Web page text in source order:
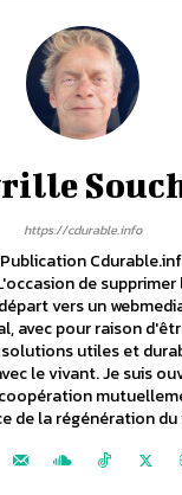
https://cdurable.info
de
vers un
avec pour raison
utiles et
le vivant. Je suis
de la régénération